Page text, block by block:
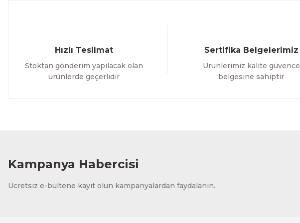
Hızlı Teslimat
Stoktan gönderim yapılacak olan
ürünlerde geçerlidir
Sertifika Belgelerimiz
Ürünlerimiz kalite güvence
belgesine sahiptir
Kampanya Habercisi
Ücretsiz e-bültene kayıt olun kampanyalardan faydalanın.